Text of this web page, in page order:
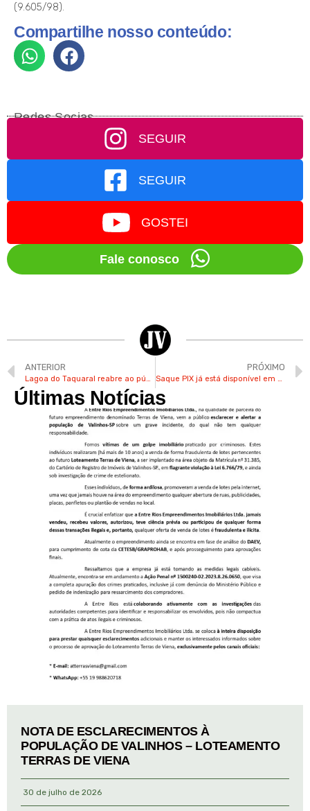
(9.605/98).
Compartilhe nosso conteúdo:
Redes Socias
SEGUIR
SEGUIR
GOSTEI
Fale conosco
ANTERIOR
Lagoa do Taquaral reabre ao público neste sábado em Campinas
PRÓXIMO
Saque PIX já está disponível em Vinhedo no Supermercados Zarelli
Últimas Notícias
NOTA DE ESCLARECIMENTOS À
POPULAÇÃO DE VALINHOS – LOTEAMENTO
TERRAS DE VIENA
30 de julho de 2026